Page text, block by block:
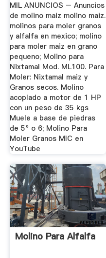
MIL ANUNCIOS – Anuncios
de molino maiz molino maiz.
molinos para moler granos
y alfalfa en mexico; molino
para moler maiz en grano
pequeno; Molino para
Nixtamal Mod. ML100. Para
Moler: Nixtamal maiz y
Granos secos. Molino
acoplado a motor de 1 HP
con un peso de 35 kgs
Muele a base de piedras
de 5" o 6; Molino Para
Moler Granos MIC en
YouTube
Molino Para Alfalfa